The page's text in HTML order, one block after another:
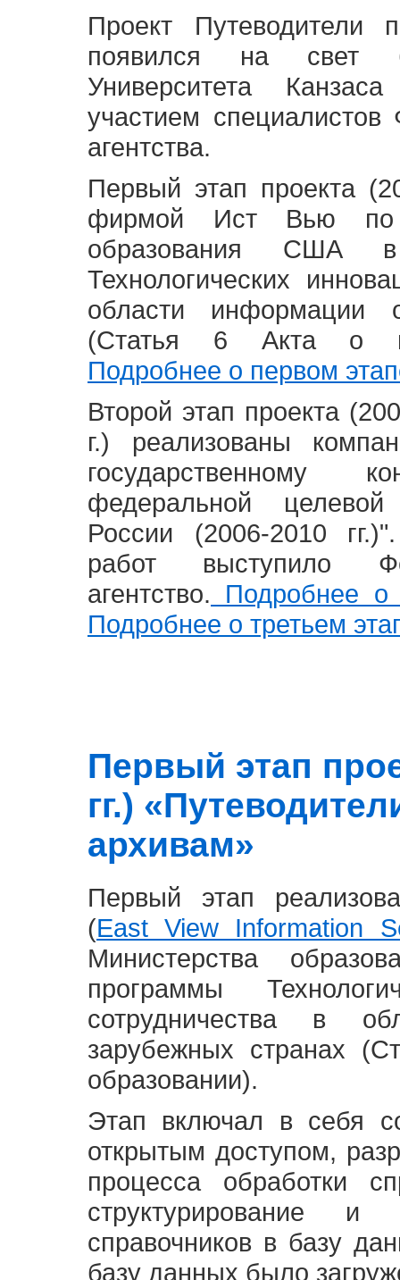
Проект Путеводители
появился на свет
Университета
участием специалистов
агентства.
Первый этап проекта
фирмой Ист Вью по
образования США
Технологических
области информации
(Статья 6 Акта о
Подробнее о первом
Второй этап проекта
г.) реализованы
государственному
федеральной
России (2006-2010
работ выступило
агентство. Подробнее о
Подробнее о третьем
Первый этап
гг.)
архивам»
Первый этап
(East View Information
Министерства
программы
сотрудничества в
зарубежных странах
образовании).
Этап включал в себя
открытым доступом,
процесса обработки
структурирование и
справочников в базу
базу данных было